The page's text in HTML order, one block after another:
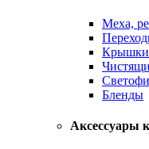
Меха,
Крышки
Бленды
Аксессуары